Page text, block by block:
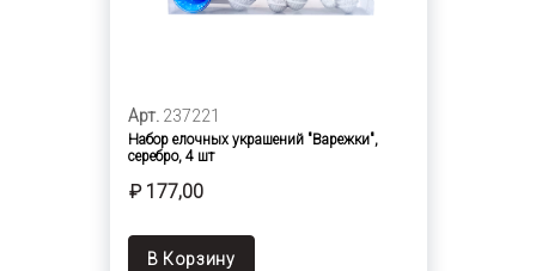
Арт. 237221
Набор елочных украшений "Варежки",
серебро, 4 шт
₽ 177,00
В Корзину